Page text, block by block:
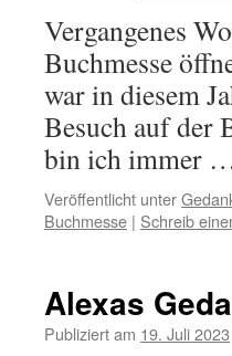
Vergangenes
Buchmesse
war in diesem
Besuch auf der
bin ich immer
Veröffentlicht unter
Buchmesse | Schreib
Alexas
Publiziert am 19. Juli 2023